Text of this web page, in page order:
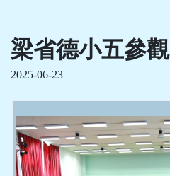
梁省德小五參觀
2025-06-23